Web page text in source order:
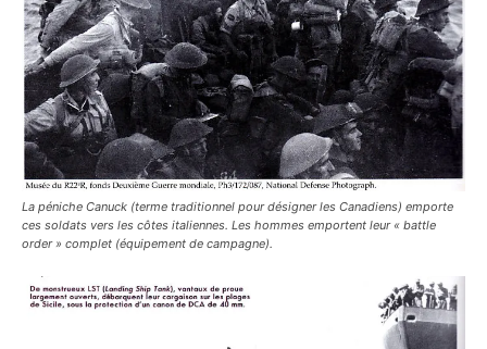
La péniche Canuck (terme traditionnel pour désigner les Canadiens) emporte
ces soldats vers les côtes italiennes. Les hommes emportent leur « battle
order » complet (équipement de campagne).